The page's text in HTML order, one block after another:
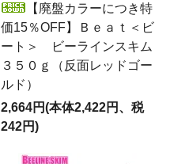
【廃盤カラーにつき特
価15％OFF】Ｂｅａｔ＜ビ
ート＞ ビーラインスキム
３５０ｇ（反面レッドゴー
ルド）
2,664円(本体2,422円、税
242円)